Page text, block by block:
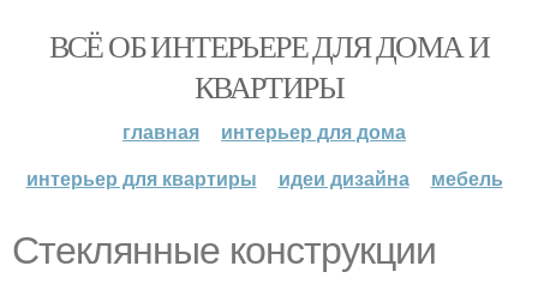
ВСЁ ОБ ИНТЕРЬЕРЕ ДЛЯ ДОМА И
КВАРТИРЫ
главная
интерьер для дома
интерьер для квартиры
идеи дизайна мебель
Стеклянные конструкции